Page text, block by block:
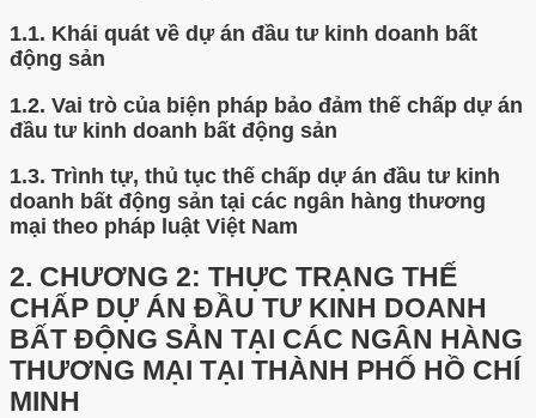
1.1. Khái quát về dự án đầu tư kinh doanh bất
động sản
1.2. Vai trò của biện pháp bảo đảm thế chấp dự án
đầu tư kinh doanh bất động sản
1.3. Trình tự, thủ tục thế chấp dự án đầu tư kinh
doanh bất động sản tại các ngân hàng thương
mại theo pháp luật Việt Nam
2. CHƯƠNG 2: THỰC TRẠNG THẾ
CHẤP DỰ ÁN ĐẦU TƯ KINH DOANH
BẤT ĐỘNG SẢN TẠI CÁC NGÂN HÀNG
THƯƠNG MẠI TẠI THÀNH PHỐ HỒ CHÍ
MINH